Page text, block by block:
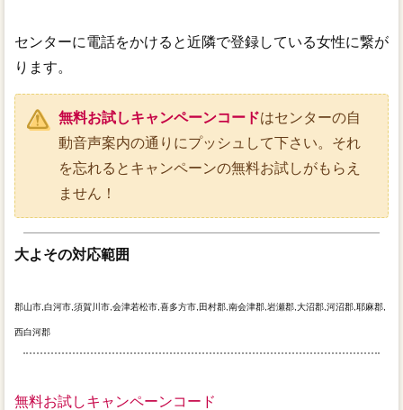
センターに電話をかけると近隣で登録している女性に繋が
ります。
無料お試しキャンペーンコードはセンターの自
動音声案内の通りにプッシュして下さい。それ
を忘れるとキャンペーンの無料お試しがもらえ
ません！
大よその対応範囲
郡山市,白河市,須賀川市,会津若松市,喜多方市,田村郡,南会津郡,岩瀬郡,大沼郡,河沼郡,耶麻郡,
西白河郡
無料お試しキャンペーンコード